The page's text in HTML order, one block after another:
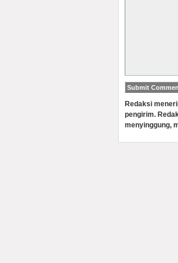
Redaksi
pengirim.
menyinggung,